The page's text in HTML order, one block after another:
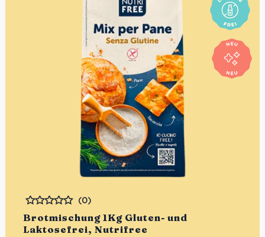
Brotmischung 1Kg Gluten- und
Laktosefrei, Nutrifree
Bewertet
(0)